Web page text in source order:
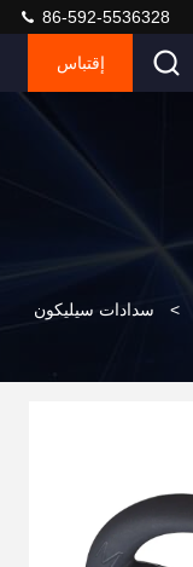
86-592-5536328
إقتباس
> سدادات سيليكون